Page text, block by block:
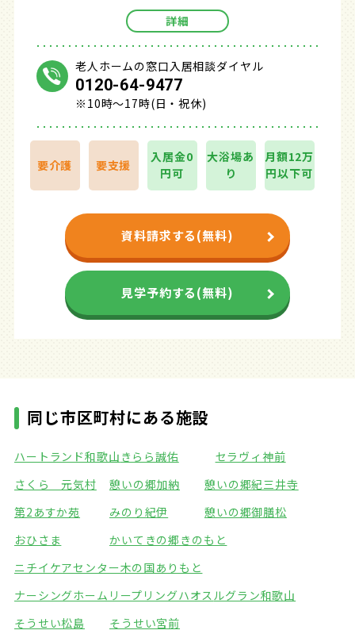
詳細
老人ホームの窓口入居相談ダイヤル
0120-64-9477
※10時～17時(日・祝休)
要介護 要支援
入居金0
円可
大浴場あ
り
月額12万
円以下可
資料請求する(無料)
見学予約する(無料)
同じ市区町村にある施設
ハートランド和歌山 きらら誠佑
セラヴィ神前
さくら 元気村
憩いの郷加納
憩いの郷紀三井寺
第2あすか苑
みのり紀伊
憩いの郷御膳松
おひさま
かいてきの郷きのもと
ニチイケアセンター木の国ありもと
ナーシングホームリープリングハオス ルグラン和歌山
そうせい松島
そうせい宮前